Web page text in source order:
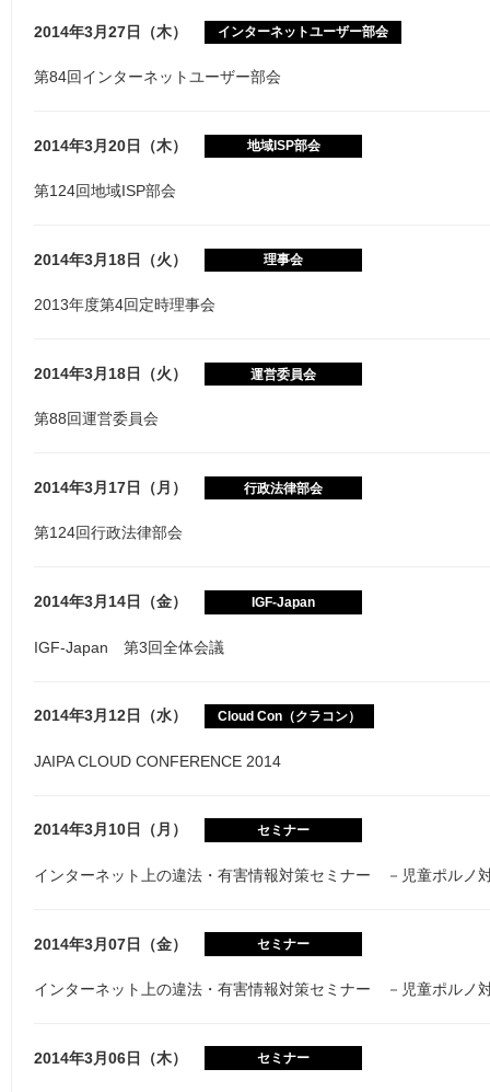
2014年3月27日（木） インターネットユーザー部会
第84回インターネットユーザー部会
2014年3月20日（木） 地域ISP部会
第124回地域ISP部会
2014年3月18日（火） 理事会
2013年度第4回定時理事会
2014年3月18日（火） 運営委員会
第88回運営委員会
2014年3月17日（月） 行政法律部会
第124回行政法律部会
2014年3月14日（金） IGF-Japan
IGF-Japan 第3回全体会議
2014年3月12日（水） Cloud Con（クラコン）
JAIPA CLOUD CONFERENCE 2014
2014年3月10日（月） セミナー
インターネット上の違法・有害情報対策セミナー －児童ポル
2014年3月07日（金） セミナー
インターネット上の違法・有害情報対策セミナー －児童ポル
2014年3月06日（木） セミナー